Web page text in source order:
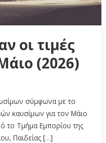
οι τιμές
(2026)
σύμφωνα με το
καυσίμων για τον Μάιο
το Τμήμα Εμπορίου της
Παιδείας […]